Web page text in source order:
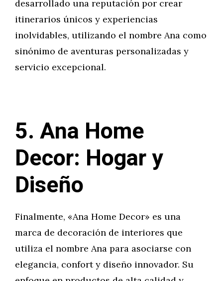
desarrollado una reputación por crear
itinerarios únicos y experiencias
inolvidables, utilizando el nombre Ana como
sinónimo de aventuras personalizadas y
servicio excepcional.
5. Ana Home
Decor: Hogar y
Diseño
Finalmente, «Ana Home Decor» es una
marca de decoración de interiores que
utiliza el nombre Ana para asociarse con
elegancia, confort y diseño innovador. Su